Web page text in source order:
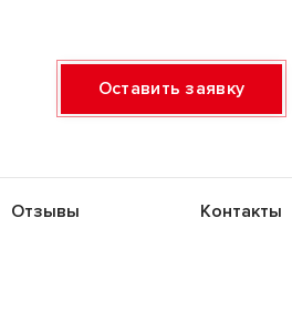
Оставить заявку
Отзывы Контакты